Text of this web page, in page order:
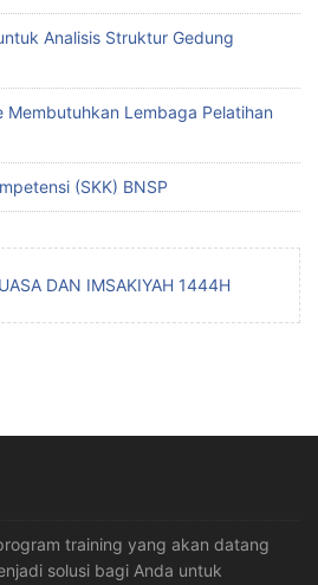
Analisis Struktur Gedung
Membutuhkan Lembaga Pelatihan
(SKK) BNSP
DAN IMSAKIYAH 1444H
training yang akan datang
solusi bagi Anda untuk